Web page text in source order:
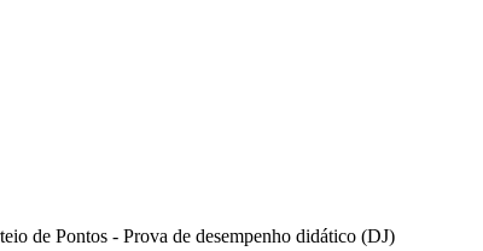
de Pontos - Prova de desempenho didático (DJ)